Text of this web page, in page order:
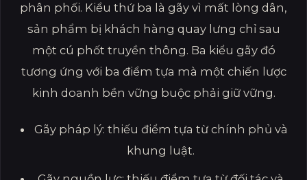
phân phối. Kiểu thứ ba là gãy vì mất lòng dân,
sản phẩm bị khách hàng quay lưng chỉ sau
một cú phốt truyền thông. Ba kiểu gãy đó
tương ứng với ba điểm tựa mà một chiến lược
kinh doanh bền vững buộc phải giữ vững.
Gãy pháp lý: thiếu điểm tựa từ chính phủ và
khung luật.